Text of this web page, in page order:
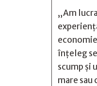
„Am
înţeleg
scump şi
mare sau